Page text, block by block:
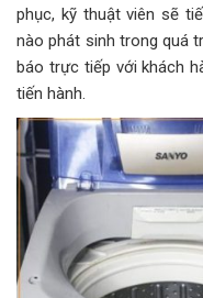
phục, kỹ thuật viên sẽ
nào phát sinh trong quá
báo trực tiếp với khách
tiến hành.